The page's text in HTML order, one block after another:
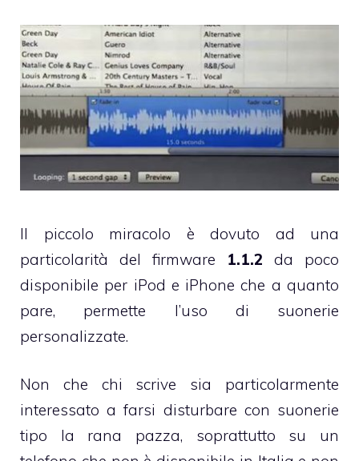
Il piccolo miracolo è dovuto ad una
particolarità del firmware 1.1.2 da poco
disponibile per iPod e iPhone che a quanto
pare, permette l’uso di suonerie
personalizzate.
Non che chi scrive sia particolarmente
interessato a farsi disturbare con suonerie
tipo la rana pazza, soprattutto su un